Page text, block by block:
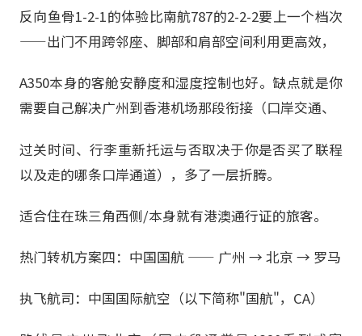
反向鱼骨1-2-1的体验比南航787的2-2-2要上一个档次
——出门不用跨邻座、脚部和肩部空间利用更高效，
A350本身的客舱安静度和湿度控制也好。缺点就是你
需要自己解决广州到香港机场那段衔接（口岸交通、
过关时间、行李重新托运与否取决于你是否买了联程
以及走的哪条口岸通道），多了一层折腾。
适合住在珠三角西侧/本身就有港澳通行证的旅客。
热门转机方案四：中国国航 —— 广州 → 北京 → 罗马
执飞航司：中国国际航空（以下简称"国航"，CA）